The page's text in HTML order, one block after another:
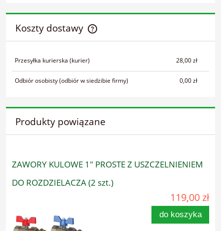
Koszty dostawy
Cena nie zawiera ewentualnych kosztów płatności
Przesyłka kurierska (kurier) 28,00 zł
Odbiór osobisty(odbiór w siedzibie firmy) 0,00 zł
Produkty powiązane
ZAWORY KULOWE 1" PROSTE Z USZCZELNIENIEM
DO ROZDZIELACZA (2 szt.)
119,00 zł
do koszyka